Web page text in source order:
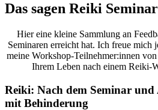
Das sagen Reiki
Hier eine kleine Sammlung an
Seminaren erreicht hat. Ich freue mich
meine Workshop-Teilnehmer:innen
Ihrem Leben nach einem Reiki-
Reiki: Nach dem Seminar
mit Behinderung